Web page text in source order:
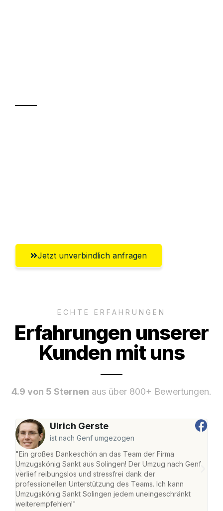
Jetzt unverbindlich anfragen
ECHTE ERFAHRUNGEN
Erfahrungen unserer
Kunden mit uns
4.9 von 5 Sternen aus über 800+ Bewertungen.
Ulrich Gerste
ist nach Genf umgezogen
"Ein großes Dankeschön an das Team der Firma
Umzugskönig Sankt aus Solingen! Der Umzug nach Genf
verlief reibungslos und stressfrei dank der
professionellen Unterstützung des Teams. Ich kann
Umzugskönig Sankt Solingen jedem uneingeschränkt
weiterempfehlen!"